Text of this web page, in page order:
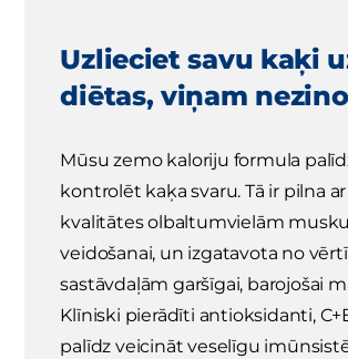
Uzlieciet savu kaķi
diētas, viņam
Mūsu zemo kaloriju formula
kontrolēt kaķa svaru. Tā ir pilna
kvalitātes olbaltumvielām
veidošanai, un izgatavota no
sastāvdaļām garšīgai, barojošai
Klīniski pierādīti antioksidanti,
palīdz veicināt veselīgu